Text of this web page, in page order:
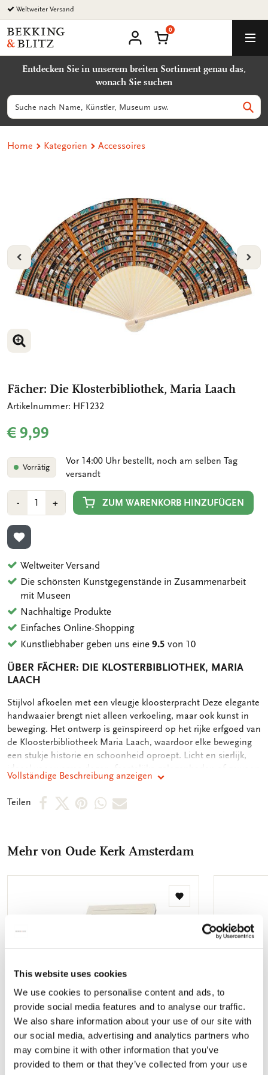
This website uses cookies
We use cookies to personalise content and ads, to
provide social media features and to analyse our traffic.
We also share information about your use of our site with
our social media, advertising and analytics partners who
may combine it with other information that you’ve
provided to them or that they’ve collected from your use
Zurück
zum
Inhalt
Weltweiter Versand
Bekking
&
Uitgevers
Warenkorb
0
Entdecken Sie in unserem breiten Sortiment genau das,
wonach Sie suchen
Suchen
Home Kategorien Accessoires
VORIGE
BILD VERGRÖSSERN
BILD VERGRÖSSERN
Fächer: Die Klosterbibliothek, Maria Laach
Artikelnummer: HF1232
€ 9,99
Vorrätig
Vor 14:00 Uhr bestellt, noch am selben Tag
versandt
-Min
1
Anzahl
+Plus
1
ZUM WARENKORB HINZUFÜGEN
ZUR WUNSCHLISTE HINZUFÜGEN
Weltweiter Versand
Die schönsten Kunstgegenstände in Zusammenarbeit
mit Museen
Nachhaltige Produkte
Einfaches Online-Shopping
Kunstliebhaber geben uns eine9.5 von 10
ÜBER FÄCHER: DIE KLOSTERBIBLIOTHEK, MARIA
LAACH
OMSCHRIJVING
Stijlvol afkoelen met een vleugje kloosterpracht Deze elegante
handwaaier brengt niet alleen verkoeling, maar ook kunst in
beweging. Het ontwerp is geïnspireerd op het rijke erfgoed van
de Kloosterbibliotheek Maria Laach, waardoor elke beweging
een stukje historie en schoonheid oproept. Licht en sierlijk,
ideaal voor warme dagen, feestelijke gelegenheden of gewoon
als verfijnd accessoire. Dankzij het kunstzinnige dessin is deze
waaier niet alleen functioneel, maar ook een klein kunstwerk
om bij je te dragen. Een unieke combinatie van elegantie en
Vollständige Beschreibung anzeigen
Teilen
Per Per Per PerPer
teilen
Mehr von Oude Kerk Amsterdam
Zur
hinzufügen